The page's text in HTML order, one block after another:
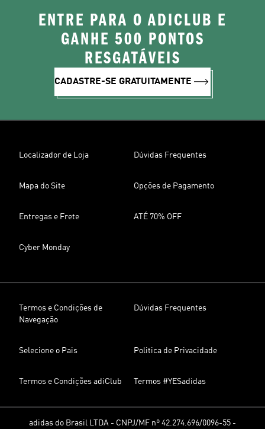
ENTRE PARA O ADICLUB E
GANHE 500 PONTOS
RESGATÁVEIS
CADASTRE-SE GRATUITAMENTE
Localizador de Loja Dúvidas Frequentes
Mapa do Site Opções de Pagamento
Entregas e Frete ATÉ 70% OFF
Cyber Monday
Termos e Condições de
Navegação
Dúvidas Frequentes
Selecione o Pais Politica de Privacidade
Termos e Condições adiClub Termos #YESadidas
adidas do Brasil LTDA - CNPJ/MF nº 42.274.696/0096-55 -